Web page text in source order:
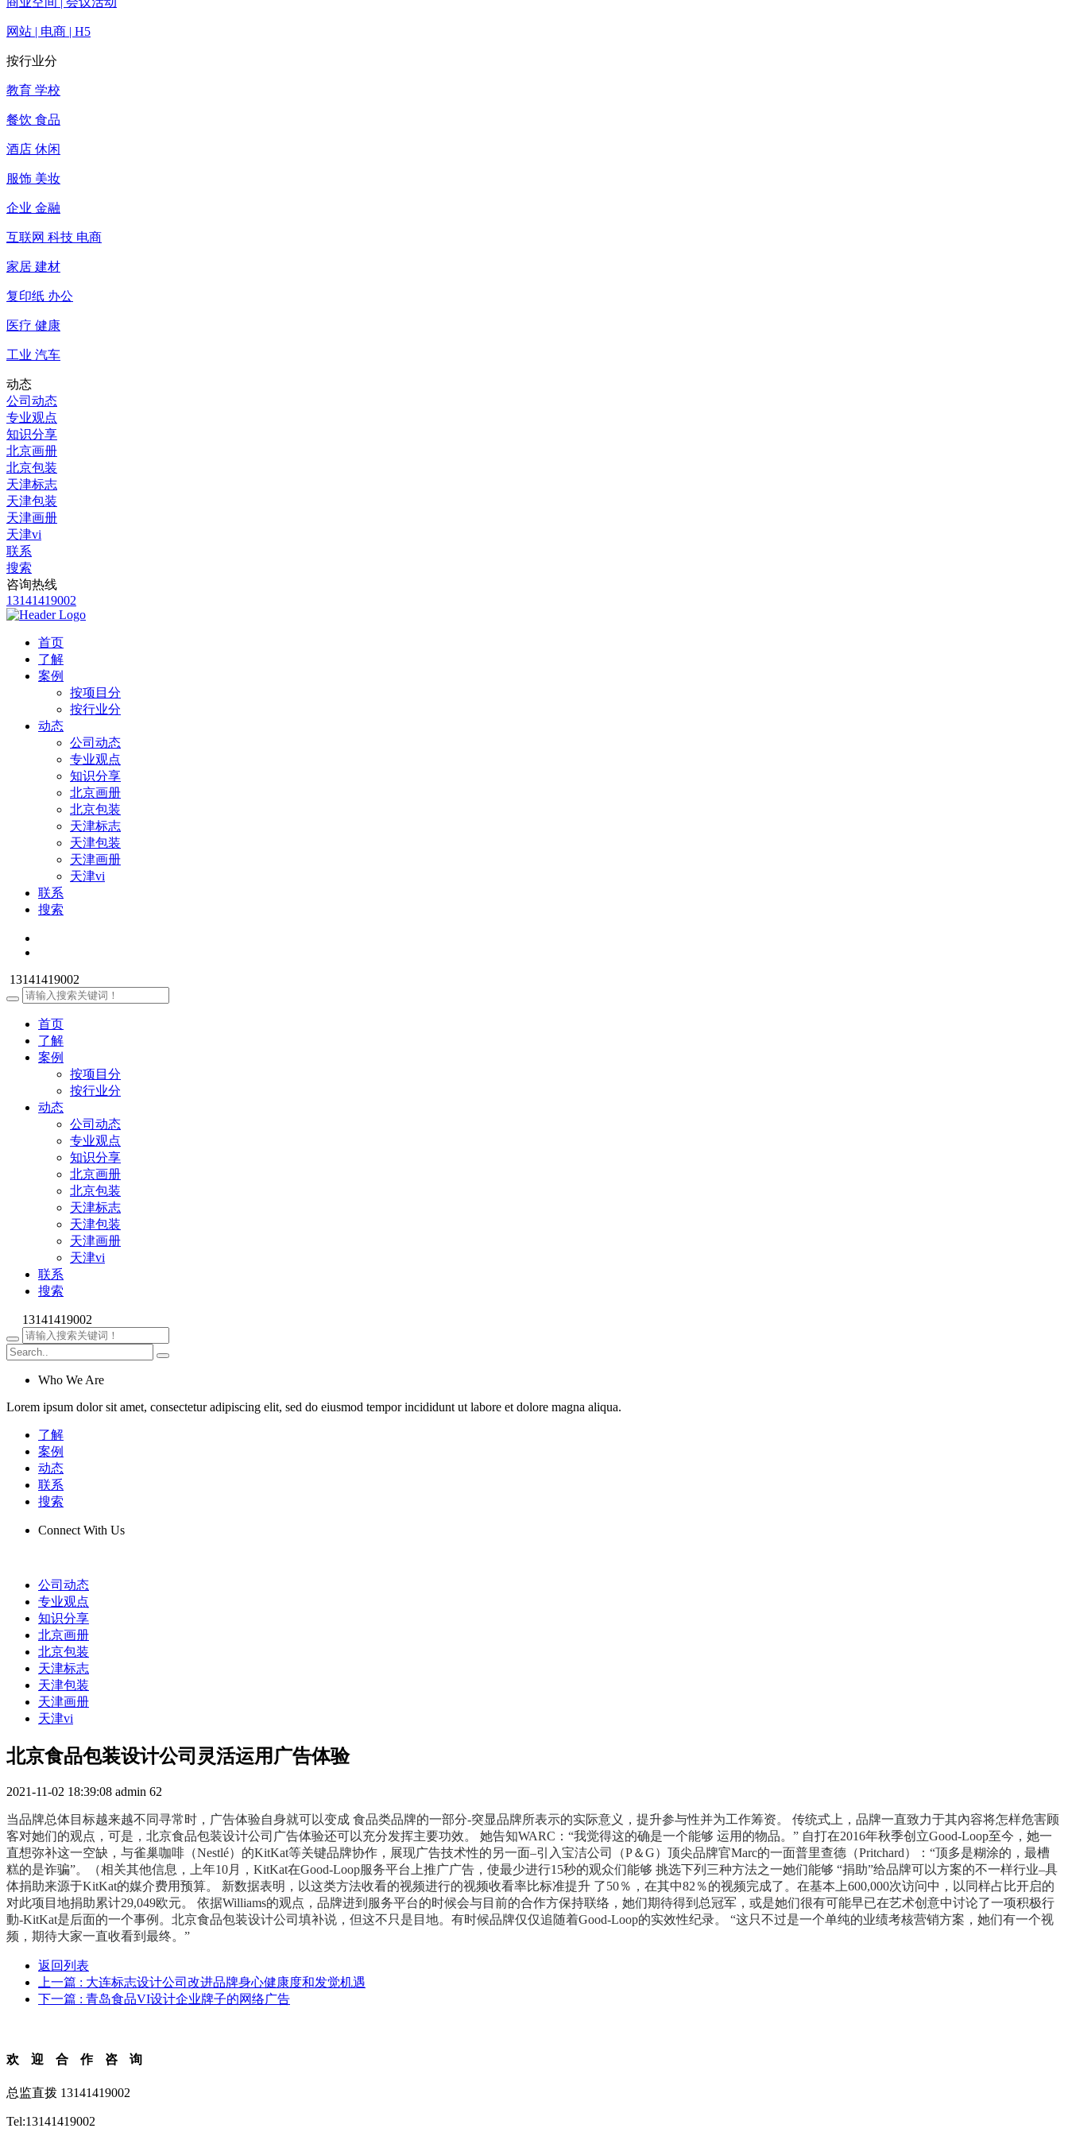
网站 | 电商 | H5
按行业分
教育 学校
餐饮 食品
酒店 休闲
服饰 美妆
企业 金融
互联网 科技 电商
家居 建材
复印纸 办公
医疗 健康
工业 汽车
动态
公司动态
专业观点
知识分享
北京画册
北京包装
天津标志
天津包装
天津画册
天津vi
联系
搜索
咨询热线
13141419002
首页
了解
案例
按项目分
按行业分
动态
公司动态
专业观点
知识分享
北京画册
北京包装
天津标志
天津包装
天津画册
天津vi
联系
搜索
13141419002
首页
了解
案例
按项目分
按行业分
动态
公司动态
专业观点
知识分享
北京画册
北京包装
天津标志
天津包装
天津画册
天津vi
联系
搜索
13141419002
Who We Are
Lorem ipsum dolor sit amet, consectetur adipiscing elit, sed do eiusmod tempor incididunt ut labore et dolore magna aliqua.
了解
案例
动态
联系
搜索
Connect With Us
公司动态
专业观点
知识分享
北京画册
北京包装
天津标志
天津包装
天津画册
天津vi
北京食品包装设计公司灵活运用广告体验
2021-11-02 18:39:08 admin 62
当品牌总体目标越来越不同寻常时，广告体验自身就可以变成 食品类品牌的一部分-突显品牌所表示的实际意义，提升参与性并为工作筹资。 传统式上，品牌一直致力于其內容将怎样危害顾
客对她们的观点，可是，北京食品包装设计公司广告体验还可以充分发挥主要功效。 她告知WARC：“我觉得这的确是一个能够 运用的物品。” 自打在2016年秋季创立Good-Loop至今，她一
直想弥补这一空缺，与雀巢咖啡（Nestlé）的KitKat等关键品牌协作，展现广告技术性的另一面–引入宝洁公司（P＆G）顶尖品牌官Marc的一面普里查德（Pritchard）：“顶多是糊涂的，最槽
糕的是诈骗”。（相关其他信息，上年10月，KitKat在Good-Loop服务平台上推广广告，使最少进行15秒的观众们能够 挑选下列三种方法之一她们能够 “捐助”给品牌可以方案的不一样行业–具
体捐助来源于KitKat的媒介费用预算。 新数据表明，以这类方法收看的视频进行的视频收看率比标准提升 了50％，在其中82％的视频完成了。在基本上600,000次访问中，以同样占比开启的
对此项目地捐助累计29,049欧元。 依据Williams的观点，品牌进到服务平台的时候会与目前的合作方保持联络，她们期待得到总冠军，或是她们很有可能早已在艺术创意中讨论了一项积极行
動-KitKat是后面的一个事例。北京食品包装设计公司填补说，但这不只是目地。有时候品牌仅仅追随着Good-Loop的实效性纪录。 “这只不过是一个单纯的业绩考核营销方案，她们有一个视
频，期待大家一直收看到最终。”
返回列表
上一篇 : 大连标志设计公司改进品牌身心健康度和发觉机遇
下一篇 : 青岛食品VI设计企业牌子的网络广告
欢迎合作咨询
总监直拨 13141419002
Tel:13141419002